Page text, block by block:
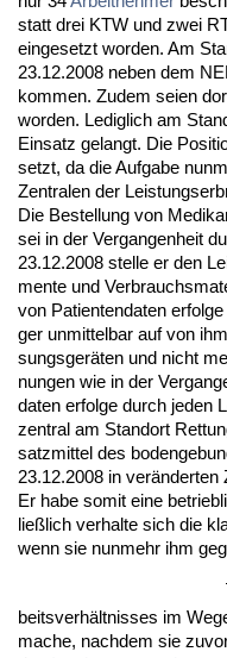
statt drei KTW und zwei
ein­ge­setzt wor­den. Am
23.12.2008 ne­ben dem
kom­men. Zu­dem sei­en
wor­den. Le­dig­lich am
Ein­satz ge­langt. Die
setzt, da die Auf­ga­be
Zen­tra­len der
Die Be­stel­lung von
sei in der Ver­gan­gen­heit
23.12.2008 stel­le er den
men­te und
von Pa­ti­en­ten­da­ten
ger un­mit­tel­bar auf von
sungs­geräten und nicht
nun­gen wie in der
da­ten er­fol­ge durch je­den
zen­tral am Stand­ort
satz­mit­tel des
23.12.2008 in
Er ha­be so­mit ei­ne
ließlich ver­hal­te sich die
wenn sie nun­mehr ihm
beits­verhält­nis­ses im
ma­che, nach­dem sie